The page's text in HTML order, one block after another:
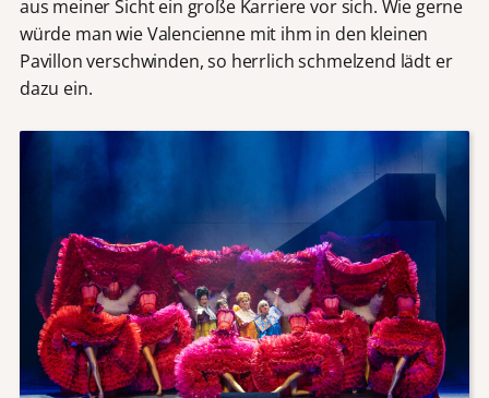
aus meiner Sicht ein große Karriere vor sich. Wie gerne
würde man wie Valencienne mit ihm in den kleinen
Pavillon verschwinden, so herrlich schmelzend lädt er
dazu ein.